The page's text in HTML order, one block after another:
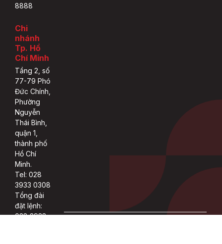
8888
Chi
nhánh
Tp. Hồ
Chí Minh
Tầng 2, số
77-79 Phó
Đức Chính,
Phường
Nguyễn
Thái Bình,
quận 1,
thành phố
Hồ Chí
Minh.
Tel: 028
3933 0308
Tổng đài
đặt lệnh:
028 3933